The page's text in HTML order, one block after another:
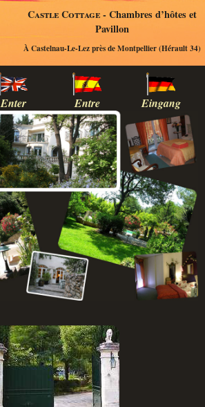
Castle Cottage- Chambres d’hôtes et
Pavillon
À Castelnau-Le-Lez près de Montpellier (Hérault 34)
Enter Entre Eingang